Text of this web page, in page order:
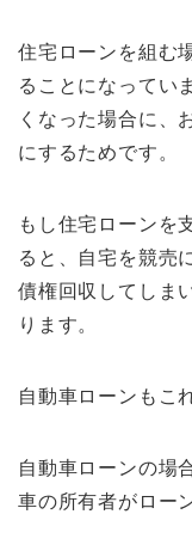
住宅ローンを組む
ることになってい
くなった場合に、
にするためです。
もし住宅ローンを
ると、自宅を競売
債権回収してしま
ります。
自動車ローンもこ
自動車ローンの場
車の所有者がロー